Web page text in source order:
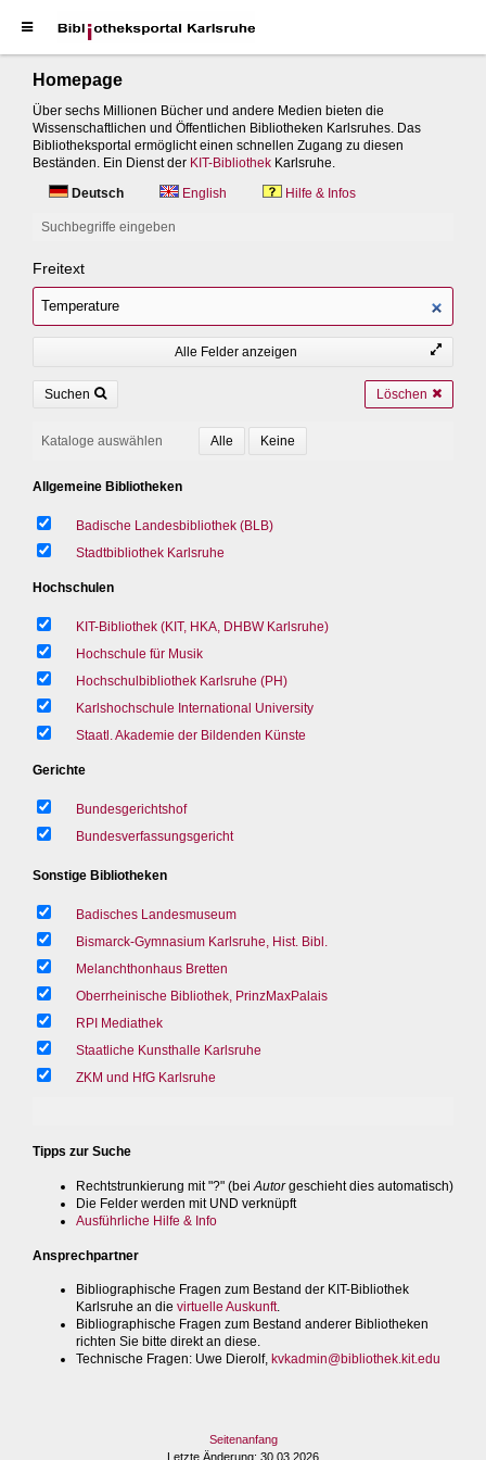
Homepage
Über sechs Millionen Bücher und andere Medien bieten die
Wissenschaftlichen und Öffentlichen Bibliotheken Karlsruhes. Das
Bibliotheksportal ermöglicht einen schnellen Zugang zu diesen
Beständen. Ein Dienst der KIT-Bibliothek Karlsruhe.
Deutsch
English Hilfe & Infos
Suchbegriffe eingeben
Freitext
Alle Felder anzeigen
Suchen Löschen
Kataloge auswählen
Allgemeine Bibliotheken
Badische Landesbibliothek (BLB)
Stadtbibliothek Karlsruhe
Hochschulen
KIT-Bibliothek (KIT, HKA, DHBW Karlsruhe)
Hochschule für Musik
Hochschulbibliothek Karlsruhe (PH)
Karlshochschule International University
Staatl. Akademie der Bildenden Künste
Gerichte
Bundesgerichtshof
Bundesverfassungsgericht
Sonstige Bibliotheken
Badisches Landesmuseum
Bismarck-Gymnasium Karlsruhe, Hist. Bibl.
Melanchthonhaus Bretten
Oberrheinische Bibliothek, PrinzMaxPalais
RPI Mediathek
Staatliche Kunsthalle Karlsruhe
ZKM und HfG Karlsruhe
Tipps zur Suche
Rechtstrunkierung mit "?" (bei Autorgeschieht dies automatisch)
Die Felder werden mit UND verknüpft
Ausführliche Hilfe & Info
Ansprechpartner
Bibliographische Fragen zum Bestand der KIT-Bibliothek
Karlsruhe an die virtuelle Auskunft.
Bibliographische Fragen zum Bestand anderer Bibliotheken
richten Sie bitte direkt an diese.
Technische Fragen: Uwe Dierolf, kvkadmin@bibliothek.kit.edu
Seitenanfang
Letzte Änderung: 30.03.2026